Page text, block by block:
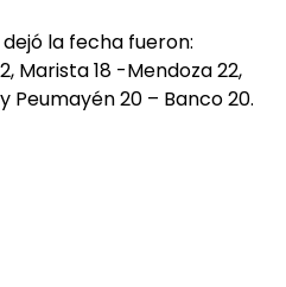
la fecha fueron:
Marista 18 -Mendoza 22,
Peumayén 20 – Banco 20.